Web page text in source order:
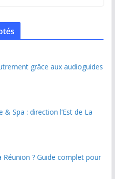
grâce aux audioguides
Spa : direction l’Est de La
? Guide complet pour